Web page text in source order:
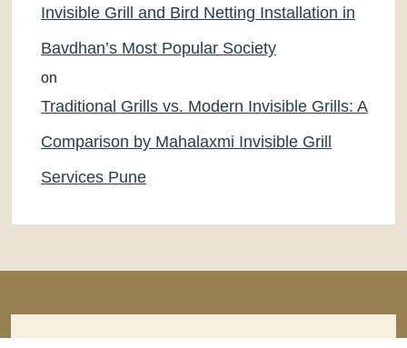
Invisible Grill and Bird Netting Installation in
Bavdhan’s Most Popular Society
on
Traditional Grills vs. Modern Invisible Grills: A
Comparison by Mahalaxmi Invisible Grill
Services Pune